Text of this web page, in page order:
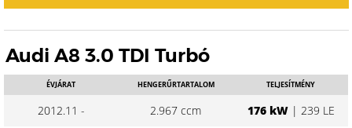
Audi A8 3.0 TDI Turbó
ÉVJÁRAT
2012.11 -
HENGERŰRTARTALOM
2.967 ccm
TELJESÍTMÉNY
176 kW| 239 LE